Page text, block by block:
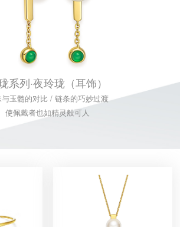
系列·夜玲珑（耳饰）
与玉髓的对比 / 链条的巧妙过渡
使佩戴者也如精灵般可人